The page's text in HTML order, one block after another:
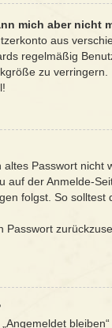
mich aber nicht
aus
regelmäßig
zu
Passwort nicht
auf der Anmelde-
folgst. So solltest